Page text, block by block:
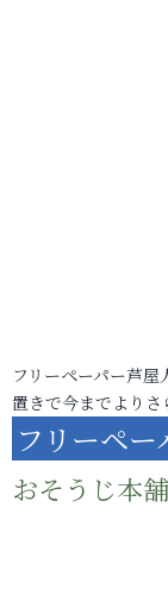
フリーペーパー芦
置きで今までより
フリーペ
おそうじ本